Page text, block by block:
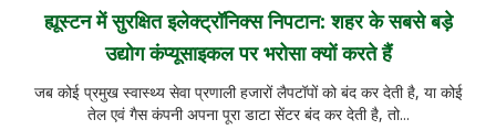
ह्यूस्टन में सुरक्षित इलेक्ट्रॉनिक्स निपटान: शहर के सबसे बड़े
उद्योग कंप्यूसाइकल पर भरोसा क्यों करते हैं
जब कोई प्रमुख स्वास्थ्य सेवा प्रणाली हजारों लैपटॉपों को बंद कर देती है, या कोई
तेल एवं गैस कंपनी अपना पूरा डाटा सेंटर बंद कर देती है, तो...